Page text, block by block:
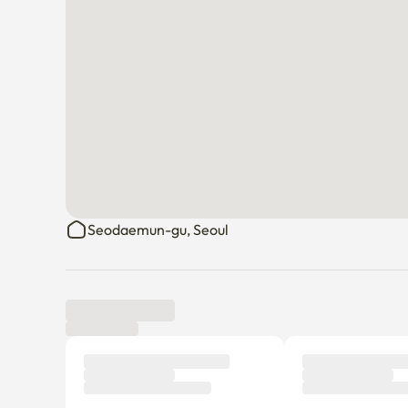
quartier résidentiel calme, un lieu de vie double où le
Seodaemun-gu, Seoul